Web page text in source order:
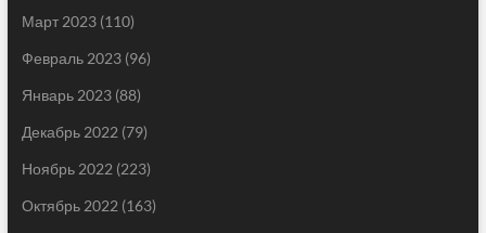
Март 2023(110)
Февраль 2023(96)
Январь 2023(88)
Декабрь 2022 (79)
Ноябрь 2022 (223)
Октябрь 2022 (163)